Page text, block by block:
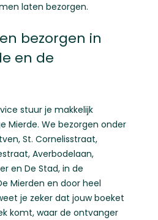
laten bezorgen.
bezorgen in
en de
stuur je makkelijk
Mierde. We bezorgen onder
St. Cornelisstraat,
Averbodelaan,
en De Stad, in de
Mierden en door heel
je zeker dat jouw boeket
komt, waar de ontvanger